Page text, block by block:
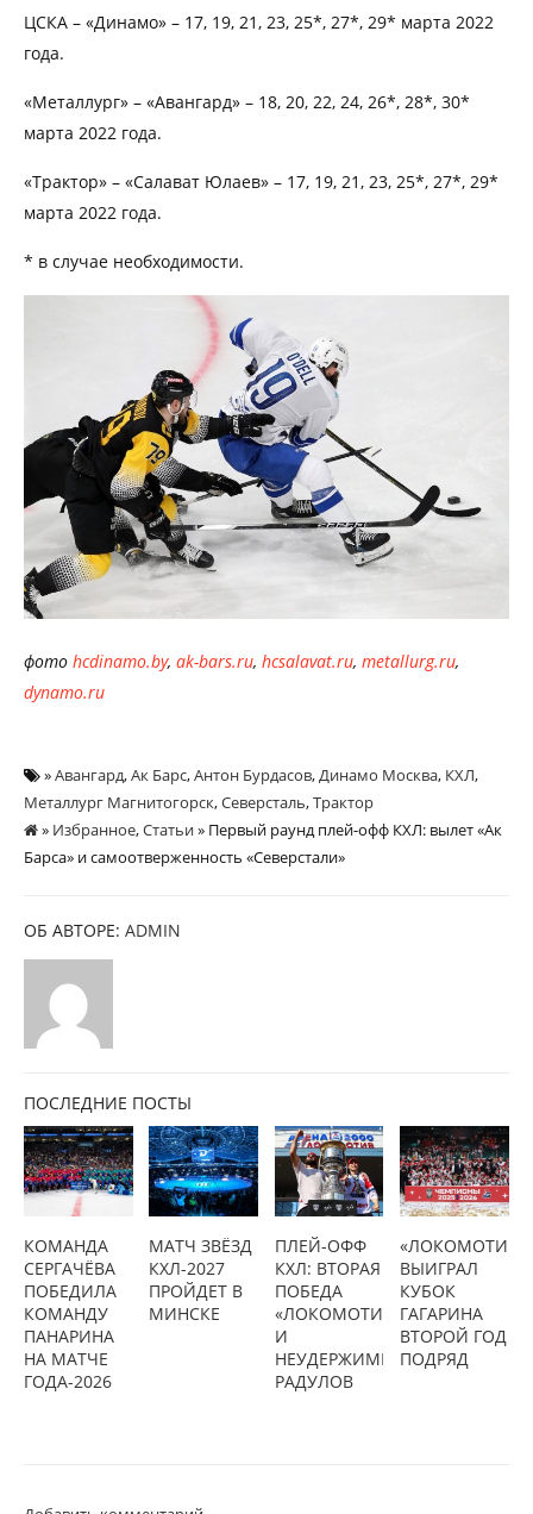
ЦСКА – «Динамо» – 17, 19, 21, 23, 25*, 27*, 29* марта 2022
года.
«Металлург» – «Авангард» – 18, 20, 22, 24, 26*, 28*, 30*
марта 2022 года.
«Трактор» – «Салават Юлаев» – 17, 19, 21, 23, 25*, 27*, 29*
марта 2022 года.
* в случае необходимости.
фото hcdinamo.by, ak-bars.ru, hcsalavat.ru, metallurg.ru,
dynamo.ru
»Авангард,Ак Барс,Антон Бурдасов, Динамо Москва, КХЛ,
Металлург Магнитогорск,Северсталь,Трактор
» Избранное,Статьи» Первый раунд плей-офф КХЛ: вылет «Ак
Барса» и самоотверженность «Северстали»
ОБ АВТОРЕ: ADMIN
ПОСЛЕДНИЕ ПОСТЫ
КОМАНДА
СЕРГАЧЁВА
ПОБЕДИЛА
КОМАНДУ
ПАНАРИНА
НА МАТЧЕ
ГОДА-2026
МАТЧ ЗВЁЗД
КХЛ-2027
ПРОЙДЕТ В
МИНСКЕ
ПЛЕЙ-ОФФ
КХЛ: ВТОРАЯ
ПОБЕДА
«ЛОКОМОТИВА»
И
НЕУДЕРЖИМЫЙ
РАДУЛОВ
«ЛОКОМОТИВ»
ВЫИГРАЛ
КУБОК
ГАГАРИНА
ВТОРОЙ ГОД
ПОДРЯД